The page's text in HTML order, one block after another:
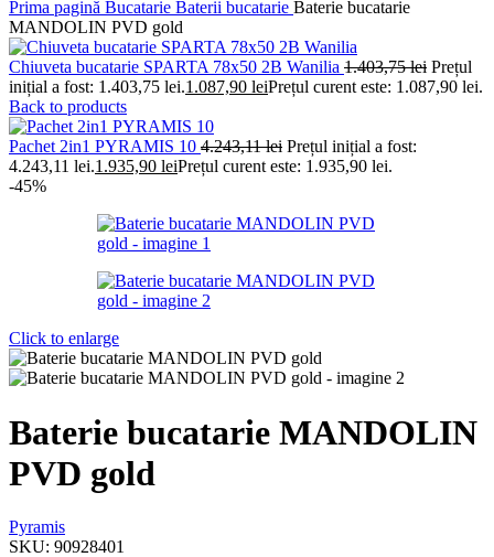
Prima pagină Bucatarie Baterii bucatarie Baterie bucatarie
MANDOLIN PVD gold
Chiuveta bucatarie SPARTA 78x50 2B Wanilia 1.403,75lei Prețul
inițial a fost: 1.403,75 lei.1.087,90 leiPrețul curent este: 1.087,90 lei.
Back to products
Pachet 2in1 PYRAMIS 10 4.243,11lei Prețul inițial a fost:
4.243,11 lei.1.935,90 leiPrețul curent este: 1.935,90 lei.
-45%
Click to enlarge
Baterie bucatarie MANDOLIN
PVD gold
Pyramis
SKU: 90928401